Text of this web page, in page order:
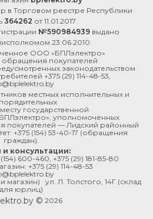
в Торговом реестре Республики
364262 от 11.01.2017
№590984939выдано
23.06.2010
ООО «БПЛэлектро»
обращения покупателей
законодательством
+375 (29) 114-48-53
местных исполнительных и
государственной
уполномоченных
покупателей — Лидский районный
+375 (154) 53-40-17 (обращения
граждан).
и консультации:
(154) 600-460 +375 (29) 181-85-80
+375 (29) 114-48-53
магазин) · ул. Л. Толстого, 14Г (склад
для юрлиц)
© 2026